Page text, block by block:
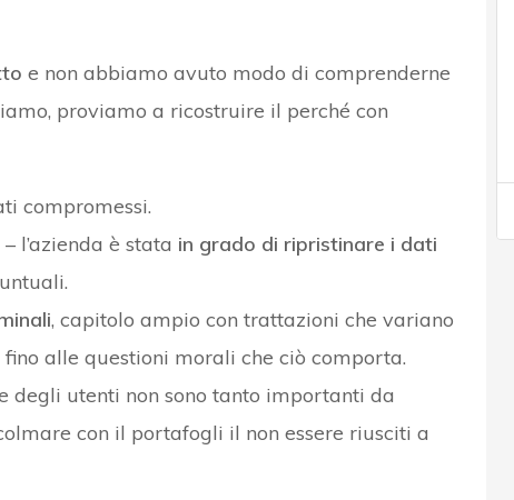
e non abbiamo avuto modo di comprenderne
proviamo a ricostruire il perché con
compromessi.
l’azienda è stata in grado di ripristinare i dati
, capitolo ampio con trattazioni che variano
alle questioni morali che ciò comporta.
degli utenti non sono tanto importanti da
con il portafogli il non essere riusciti a